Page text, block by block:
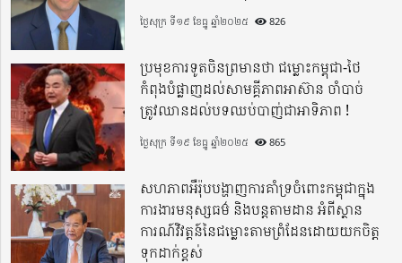
ថ្ងៃសុក្រ ទី១៩ ខែធ្នូ ឆ្នាំ២០២៥ 826
ប្រមុខការទូតចិនព្រមានថា ជម្លោះកម្ពុជា-ថៃ
កំពុងបំផ្លាញដល់សាមគ្គីភាពអាស៊ាន ចាំបាច់
ត្រូវឈានដល់បទឈប់បាញ់ជាអាទិភាព !
ថ្ងៃសុក្រ ទី១៩ ខែធ្នូ ឆ្នាំ២០២៥ 865
សហភាពអឺរ៉ុបបង្ហាញការគាំទ្រចំពោះកម្ពុជាក្នុង
ការងារមនុស្សធម៌ និងបន្តតាមដាន អំពីស្ថាន
ការណ៍វិវត្តន៍នៃជម្លោះតាមព្រំដែនដោយយកចិត្ត
ទុកដាក់ខ្ពស់